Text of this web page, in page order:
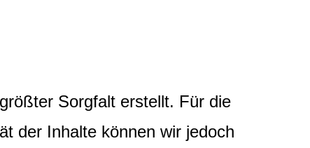
Sorgfalt erstellt. Für die
der Inhalte können wir jedoch